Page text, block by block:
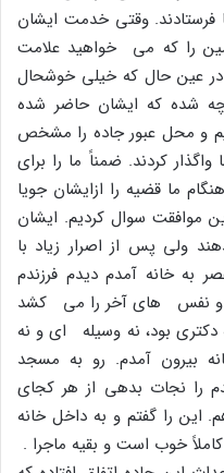
وقتى خدمت ایشان
را که مى خواهید علامت
در عین حال که خیلى خوشحال
شده که ایشان حاضر شده
و محل عبور جاده را مشخص
کردند. ضمناً ما را براى
ما قضیه را ازایشان جویا
موافقت سوال کردیم. ایشان
ولى پس از اصرار زیاد با
به خانه آمدم دیدم فرزندم
و نفس هاى آخر را مى کشد
دکترى بود، نه وسیله اى و نه
بیرون آمدم. رو به مسجد
را نجات بدهى از هر کجاى
را گفتم و به داخل خانه
خوب است و بقیه ماجرا .